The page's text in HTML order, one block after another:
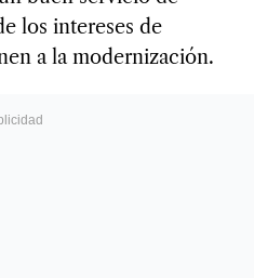
los intereses de
a la modernización.